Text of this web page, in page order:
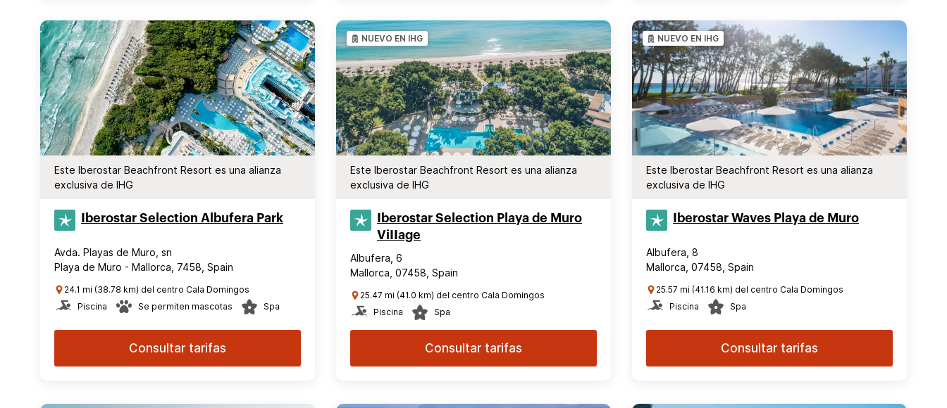
Este Iberostar Beachfront Resort es una alianza
exclusiva de IHG
Iberostar Selection​ Albufera Park
Avda. Playas de Muro, sn
Playa de Muro - Mallorca, 7458, Spain
24.1 mi (38.78 km) del centro Cala Domingos
Piscina
Se permiten mascotas Spa
Consultar tarifas
NUEVO EN IHG
Este Iberostar Beachfront Resort es una alianza
exclusiva de IHG
Iberostar Selection​ Playa de Muro
ViIIage
Albufera, 6
Mallorca, 07458, Spain
25.47 mi (41.0 km) del centro Cala Domingos
Piscina
Spa
Consultar tarifas
NUEVO EN IHG
Este Iberostar Beachfront Resort es una alianza
exclusiva de IHG
Iberostar Waves Playa de Muro
Albufera, 8
Mallorca, 07458, Spain
25.57 mi (41.16 km) del centro Cala Domingos
Piscina
Spa
Consultar tarifas